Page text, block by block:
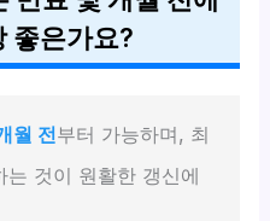
좋은가요?
월 전부터 가능하며, 최
는 것이 원활한 갱신에